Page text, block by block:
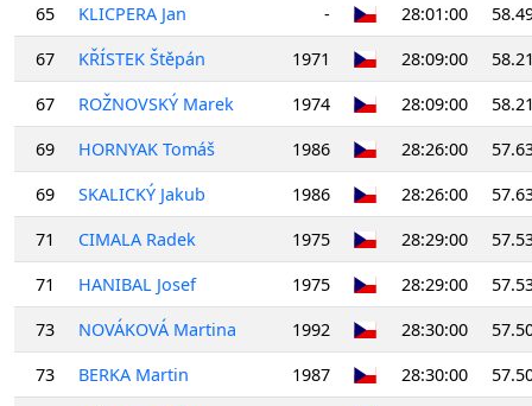
65
KLICPERA Jan - 28:01:00
67
KŘÍSTEK Štěpán 1971 28:09:00
67
ROŽNOVSKÝ Marek 1974 28:09:00
69
HORNYAK Tomáš 1986 28:26:00
69
SKALICKÝ Jakub 1986 28:26:00
71
CIMALA Radek 1975 28:29:00
71
HANIBAL Josef 1975 28:29:00
73
NOVÁKOVÁ Martina 1992 28:30:00
73
BERKA Martin 1987 28:30:00